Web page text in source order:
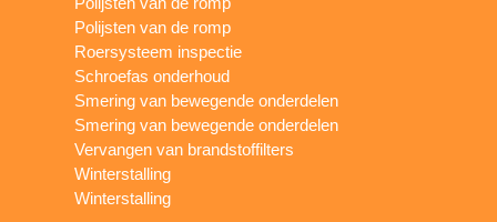
Polijsten van de romp
Roersysteem inspectie
Schroefas onderhoud
Smering van bewegende onderdelen
Smering van bewegende onderdelen
Vervangen van brandstoffilters
Winterstalling
Winterstalling